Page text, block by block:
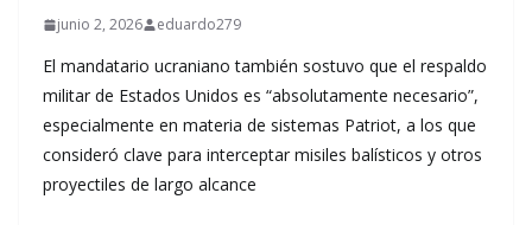
junio 2, 2026 eduardo279
El mandatario ucraniano también sostuvo que el respaldo
militar de Estados Unidos es “absolutamente necesario”,
especialmente en materia de sistemas Patriot, a los que
consideró clave para interceptar misiles balísticos y otros
proyectiles de largo alcance